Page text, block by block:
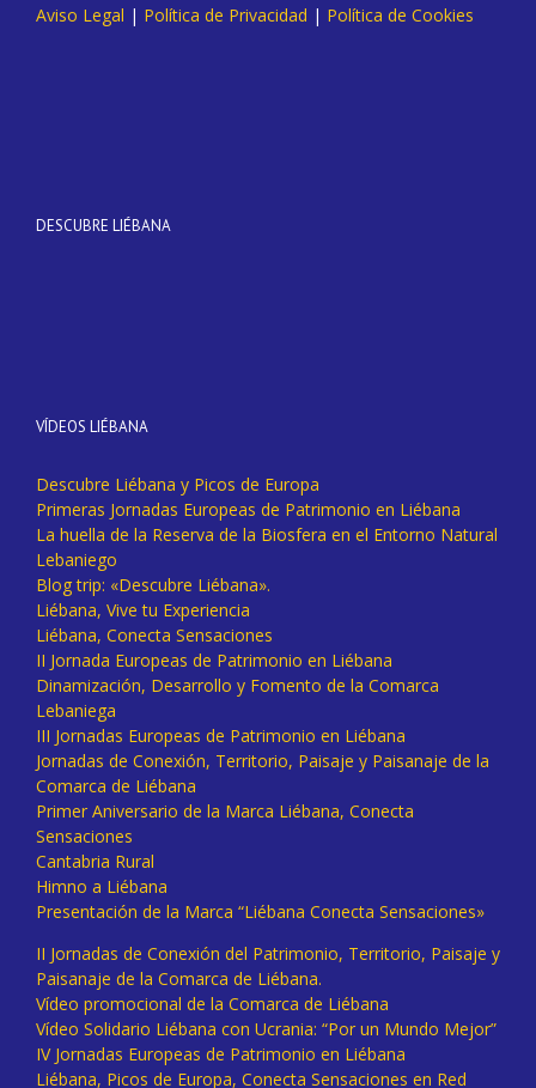
Aviso Legal | Política de Privacidad | Política de Cookies
DESCUBRE LIÉBANA
VÍDEOS LIÉBANA
Descubre Liébana y Picos de Europa
Primeras Jornadas Europeas de Patrimonio en Liébana
La huella de la Reserva de la Biosfera en el Entorno Natural
Lebaniego
Blog trip: «Descubre Liébana».
Liébana, Vive tu Experiencia
Liébana, Conecta Sensaciones
II Jornada Europeas de Patrimonio en Liébana
Dinamización, Desarrollo y Fomento de la Comarca
Lebaniega
III Jornadas Europeas de Patrimonio en Liébana
Jornadas de Conexión, Territorio, Paisaje y Paisanaje de la
Comarca de Liébana
Primer Aniversario de la Marca Liébana, Conecta
Sensaciones
Cantabria Rural
Himno a Liébana
Presentación de la Marca “Liébana Conecta Sensaciones»
II Jornadas de Conexión del Patrimonio, Territorio, Paisaje y
Paisanaje de la Comarca de Liébana.
Vídeo promocional de la Comarca de Liébana
Vídeo Solidario Liébana con Ucrania: “Por un Mundo Mejor”
IV Jornadas Europeas de Patrimonio en Liébana
Liébana, Picos de Europa, Conecta Sensaciones en Red